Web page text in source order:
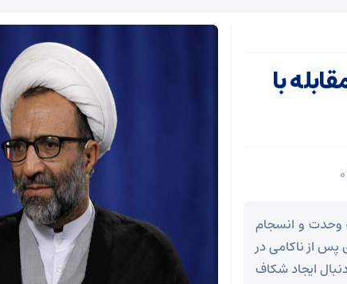
با
۰
وحدت و انسجام
از ناکامی در
ایجاد شکاف